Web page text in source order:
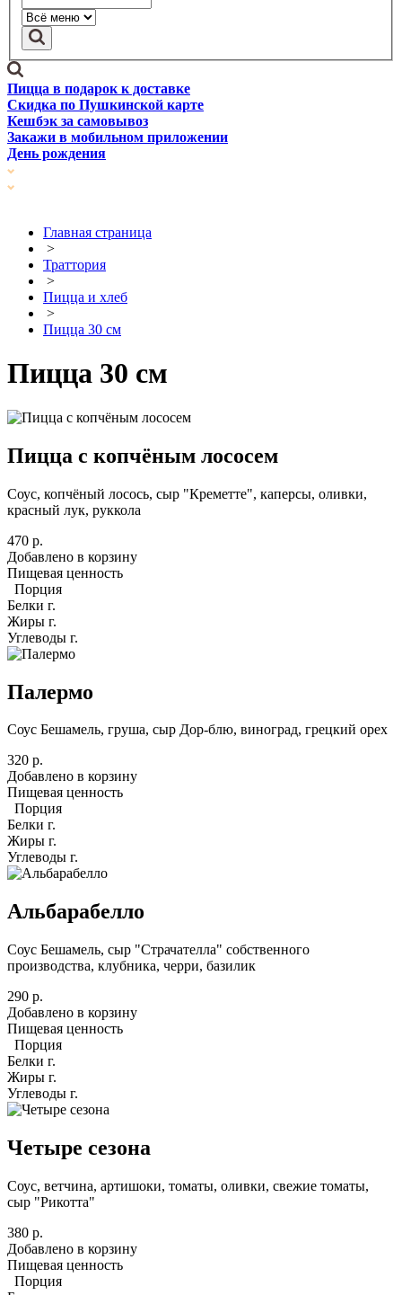
Пицца в подарок к доставке
Скидка по Пушкинской карте
Кешбэк за самовывоз
Закажи в мобильном приложении
День рождения
Главная страница
>
Траттория
>
Пицца и хлеб
>
Пицца 30 см
Пицца 30 см
Пицца с копчёным лососем
Соус, копчёный лосось, сыр "Креметте", каперсы, оливки,
красный лук, руккола
470 р.
Добавлено в корзину
Пищевая ценность
Порция
Белки г.
Жиры г.
Углеводы г.
Палермо
Соус Бешамель, груша, сыр Дор-блю, виноград, грецкий орех
320 р.
Добавлено в корзину
Пищевая ценность
Порция
Белки г.
Жиры г.
Углеводы г.
Альбарабелло
Соус Бешамель, сыр "Страчателла" собственного
производства, клубника, черри, базилик
290 р.
Добавлено в корзину
Пищевая ценность
Порция
Белки г.
Жиры г.
Углеводы г.
Четыре сезона
Соус, ветчина, артишоки, томаты, оливки, свежие томаты,
сыр "Рикотта"
380 р.
Добавлено в корзину
Пищевая ценность
Порция